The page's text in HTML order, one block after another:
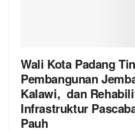
Wali Kota Padang
Pembangunan
Kalawi, dan
Infrastruktur
Pauh